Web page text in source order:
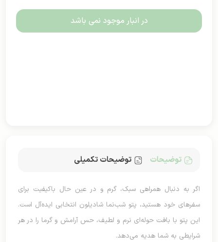
در انبار موجود نمی باشد
توضیحات توضیحات تکمیلی
اگر به دنبال همراهی سبک، گرم و در عین حال باکیفیت برای
سفرهای خود هستید، پتو شب‌نما شادیلون انتخابی ایده‌آل است.
این پتو با بافت حوله‌ای نرم و لطیف، حس آرامش و گرما را در هر
شرایطی به شما هدیه می‌دهد.